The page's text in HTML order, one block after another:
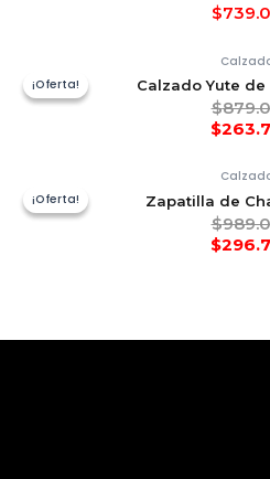
$
¡Oferta!
¡Oferta! Calzado Yute
$
$
¡Oferta!
¡Oferta! Zapatilla de
$
$